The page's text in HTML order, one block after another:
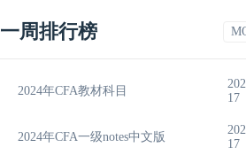
一周排行榜
2024年CFA教材科目
17
2024年CFA一级notes中文版
17